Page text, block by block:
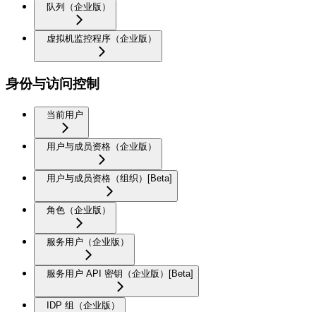
队列（企业版）
虚拟机监控程序（企业版）
身份与访问控制
当前用户
用户与成员资格（企业版）
用户与成员资格（组织）[Beta]
角色（企业版）
服务用户（企业版）
服务用户 API 密钥（企业版）[Beta]
IDP 组（企业版）